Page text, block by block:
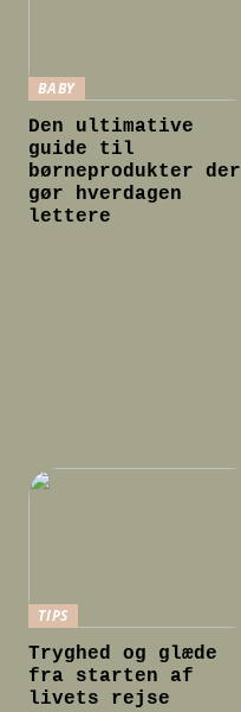
BABY
Den ultimative
guide til
børneprodukter der
gør hverdagen
lettere
TIPS
Tryghed og glæde
fra starten af
livets rejse